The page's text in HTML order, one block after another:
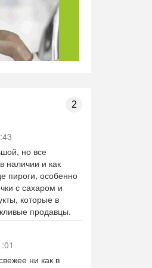
2
но все
наличии и как
пироги, особенно
с сахаром и
которые в
продавцы.
ни как в